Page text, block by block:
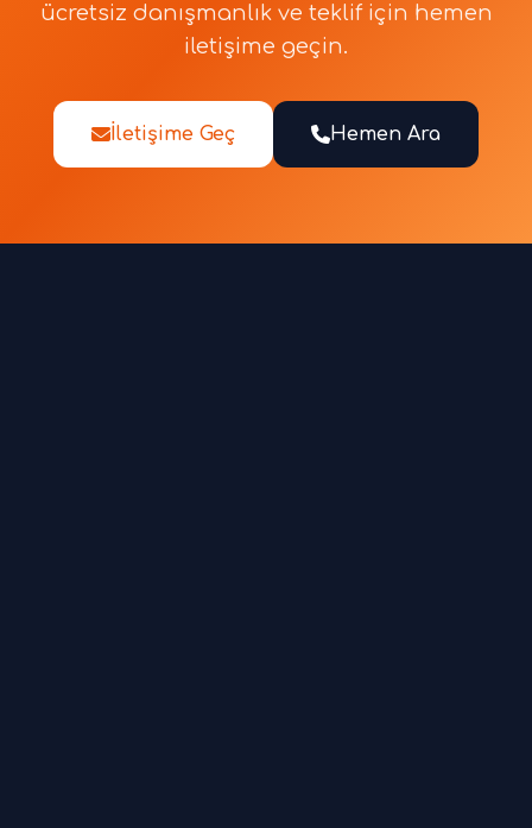
ücretsiz danışmanlık ve teklif için hemen
iletişime geçin.
İletişime Geç Hemen Ara